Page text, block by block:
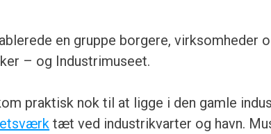
en gruppe borgere, virksomheder
– og Industrimuseet.
praktisk nok til at ligge i den gamle
tæt ved industrikvarter og havn.